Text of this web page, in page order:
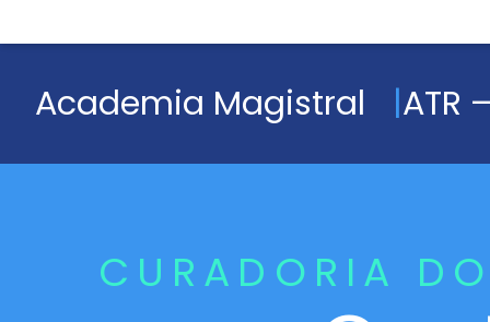
Academia Magistral ATR
CURADORIA